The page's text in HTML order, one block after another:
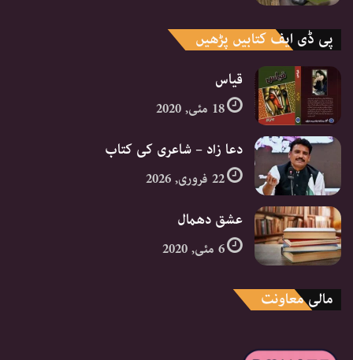
پی ڈی ایف کتابیں پڑھیں
قیاس
18 مئی, 2020
دعا زاد – شاعری کی کتاب
22 فروری, 2026
عشق دھمال
6 مئی, 2020
مالی معاونت